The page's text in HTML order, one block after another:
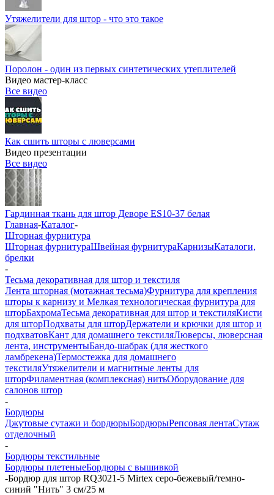
Утяжелители для штор - что это такое
Поролон - один из первых синтетических утеплителей
Видео мастер-класс
Все видео
Как сшить шторы с люверсами
Видео презентации
Все видео
Гардинная ткань для штор Деворе ES10-37 белая
Главная-Каталог-
Шторная фурнитура
Шторная фурнитураШвейная фурнитураКарнизыКаталоги,
брелки
-
Тесьма декоративная для штор и текстиля
Лента шторная (мотажная тесьма)Фурнитура для крепления
шторы к карнизу и Мелкая технологическая фурнитура для
шторБахромаТесьма декоративная для штор и текстиляКисти
для шторПодхваты для шторДержатели и крючки для штор и
подхватовКант для домашнего текстиляЛюверсы, люверсная
лента, инструментыБандо-шабрак (для жесткого
ламбрекена)Термостежка для домашнего
текстиляУтяжелители и магнитные ленты для
шторФиламентная (комплексная) нитьОборудование для
салонов штор
-
Бордюры
Джутовые сутажи и бордюрыБордюрыРепсовая лентаСутаж
отделочный
-
Бордюры текстильные
Бордюры плетеныеБордюры с вышивкой
-Бордюр для штор RQ3021-5 Mirtex серо-бежевый/темно-
синий "Нить" 3 см/25 м